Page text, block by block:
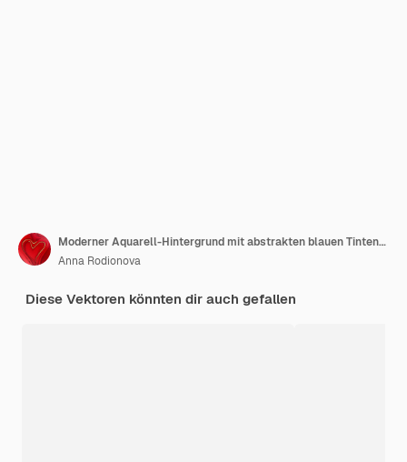
Moderner Aquarell-Hintergrund mit abstrakten blauen Tintenwellen
Anna Rodionova
Diese Vektoren könnten dir auch gefallen